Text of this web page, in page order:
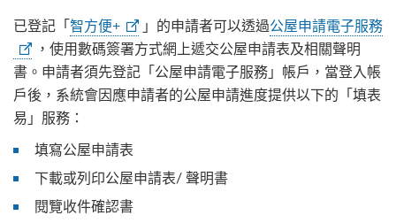
已登記「智方便+ 」的申請者可以透過公屋申請電子服務
，使用數碼簽署方式網上遞交公屋申請表及相關聲明
書。申請者須先登記「公屋申請電子服務」帳戶，當登入帳
戶後，系統會因應申請者的公屋申請進度提供以下的「填表
易」服務：
填寫公屋申請表
下載或列印公屋申請表/ 聲明書
閱覽收件確認書